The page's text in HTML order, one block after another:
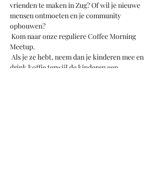
vrienden te maken in Zug? Of wil je nieuwe
mensen ontmoeten en je community
opbouwen?
Meetup.
drink koffie terwijl de kinderen een